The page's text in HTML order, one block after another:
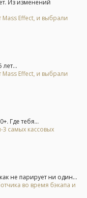
Из изменений
Effect, и выбрали
Effect, и выбрали
Где тебя...
самых кассовых
не парирует ни один...
во время бэкапа и